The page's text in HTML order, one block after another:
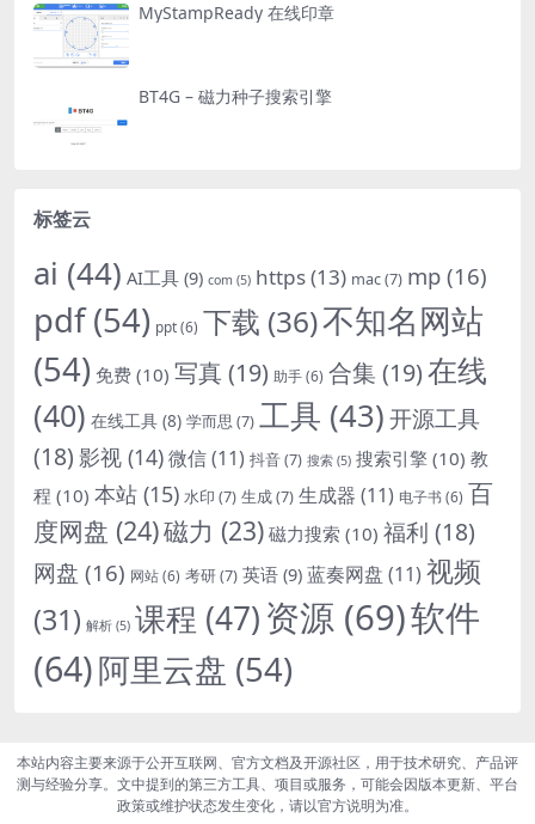
MyStampReady 在线印章
BT4G – 磁力种子搜索引擎
标签云
ai (44) AI工具 (9) com (5) https(13) mac(7) mp (16)
pdf(54) ppt(6) 下载 (36)不知名网站
(54) 免费 (10) 写真 (19) 助手(6) 合集 (19)在线
(40) 在线工具 (8) 学而思 (7) 工具 (43)开源工具
(18) 影视 (14)微信(11) 抖音(7) 搜索 (5) 搜索引擎 (10) 教
程 (10) 本站 (15) 水印 (7) 生成(7) 生成器 (11) 电子书(6) 百
度网盘 (24)磁力 (23) 磁力搜索 (10) 福利 (18)
网盘 (16) 网站(6) 考研(7) 英语 (9) 蓝奏网盘 (11) 视频
(31) 解析 (5) 课程 (47)资源 (69)软件
(64)阿里云盘 (54)
本站内容主要来源于公开互联网、官方文档及开源社区，用于技术研究、产品评
测与经验分享。文中提到的第三方工具、项目或服务，可能会因版本更新、平台
政策或维护状态发生变化，请以官方说明为准。